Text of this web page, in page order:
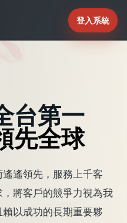
登入系統
台第一
先全球
遙領先，服務上千客
將客戶的競爭力視為我
以成功的長期重要夥